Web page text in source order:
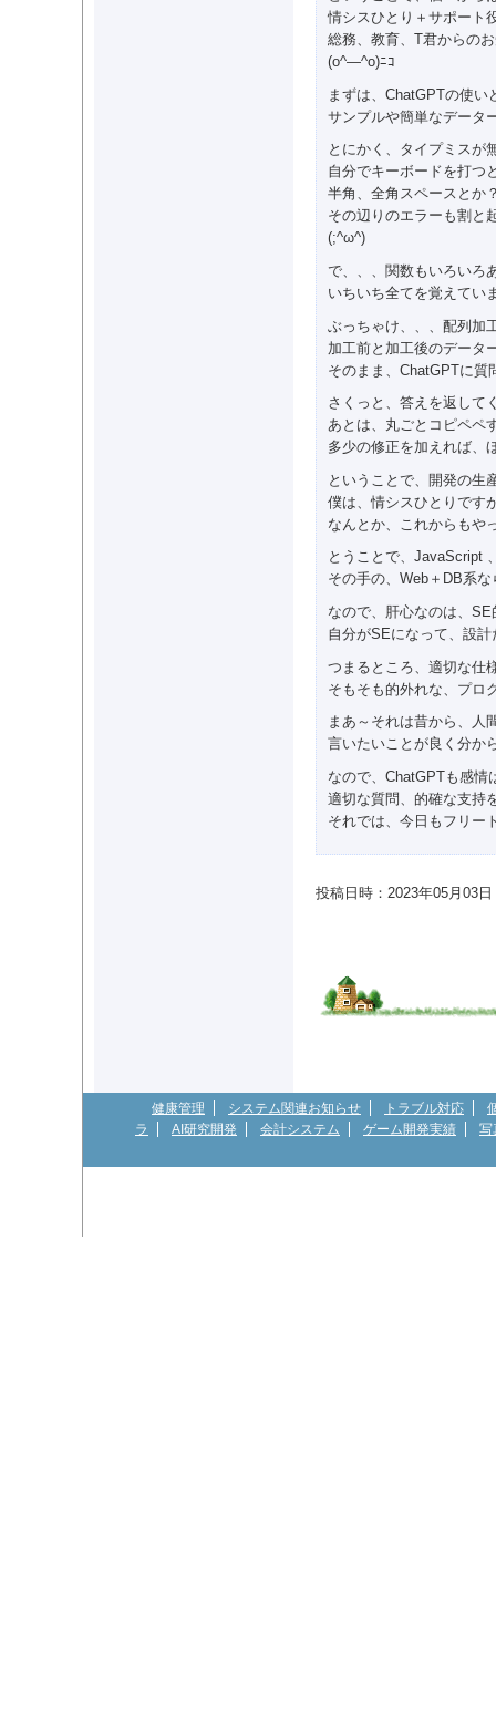
情シスひとり＋サポート
総務、教育、T君からの
(o^―^o)ﾆｺ
まずは、ChatGPTの使
サンプルや簡単なデータ
とにかく、タイプミスが
自分でキーボードを打つ
半角、全角スペースとか
その辺りのエラーも割と
(;^ω^)
で、、、関数もいろいろ
いちいち全てを覚えてい
ぶっちゃけ、、、配列加
加工前と加工後のデータ
そのまま、ChatGPTに質
さくっと、答えを返して
あとは、丸ごとコピペペ
多少の修正を加えれば、
ということで、開発の生
僕は、情シスひとりです
なんとか、これからもや
とうことで、JavaScript
その手の、Web＋DB系
なので、肝心なのは、
自分がSEになって、設
つまるところ、適切な仕
そもそも的外れな、プロ
まあ～それは昔から、人
言いたいことが良く分か
なので、ChatGPTも感情
適切な質問、的確な支持
それでは、今日もフリー
投稿日時：2023年05月03
健康管理 システム関連お知らせ トラブル対応
ラ
AI研究開発 会計システム ゲーム開発実績 写